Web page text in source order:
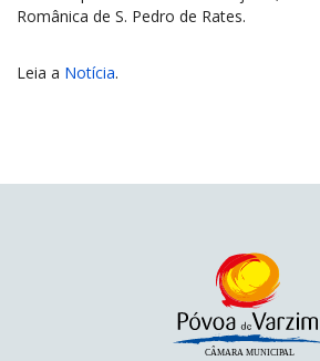
Românica de S. Pedro de Rates.
Leia a Notícia.